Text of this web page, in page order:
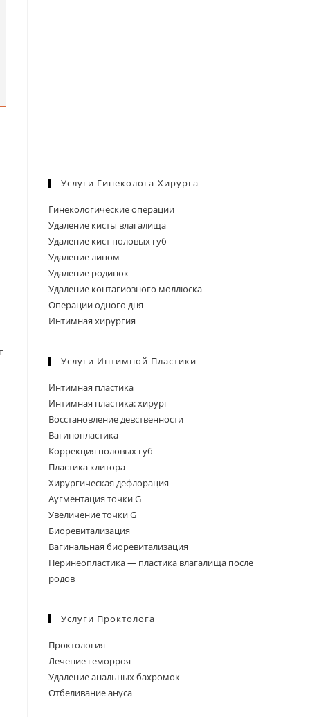
Услуги Гинеколога-Хирурга
Гинекологические операции
Удаление кисты влагалища
Удаление кист половых губ
Удаление липом
Удаление родинок
Удаление контагиозного моллюска
Операции одного дня
Интимная хирургия
Услуги Интимной Пластики
Интимная пластика
Интимная пластика: хирург
Восстановление девственности
Вагинопластика
Коррекция половых губ
Пластика клитора
Хирургическая дефлорация
Аугментация точки G
Увеличение точки G
Биоревитализация
Вагинальная биоревитализация
Перинеопластика — пластика влагалища после
родов
Услуги Проктолога
Проктология
Лечение геморроя
Удаление анальных бахромок
Отбеливание ануса